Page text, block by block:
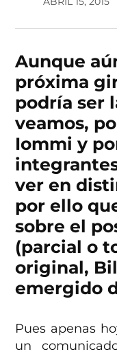
Aunque
próxima
podría ser
veamos,
Iommi y
ver en
por ello
sobre el
(parcial o
original,
emergido
Pues apenas
un